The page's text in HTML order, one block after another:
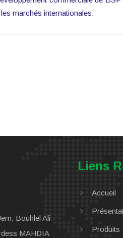
marchés internationales.
Bouhlel Ali
MAHDIA
Liens
Accueil
Produits